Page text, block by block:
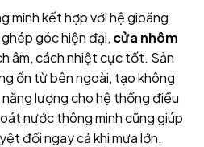
minh kết hợp với hệ gioăng
góc hiện đại, cửa nhôm
âm, cách nhiệt cực tốt. Sản
ồn từ bên ngoài, tạo không
lượng cho hệ thống điều
nước thông minh cũng giúp
đối ngay cả khi mưa lớn.